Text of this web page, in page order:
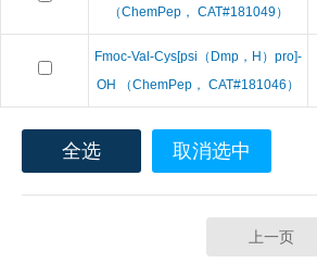
（ChemPep， CAT#181049）
Fmoc-Val-Cys[psi（Dmp，H）pro]-
OH （ChemPep， CAT#181046）
全选 取消选中
上一页